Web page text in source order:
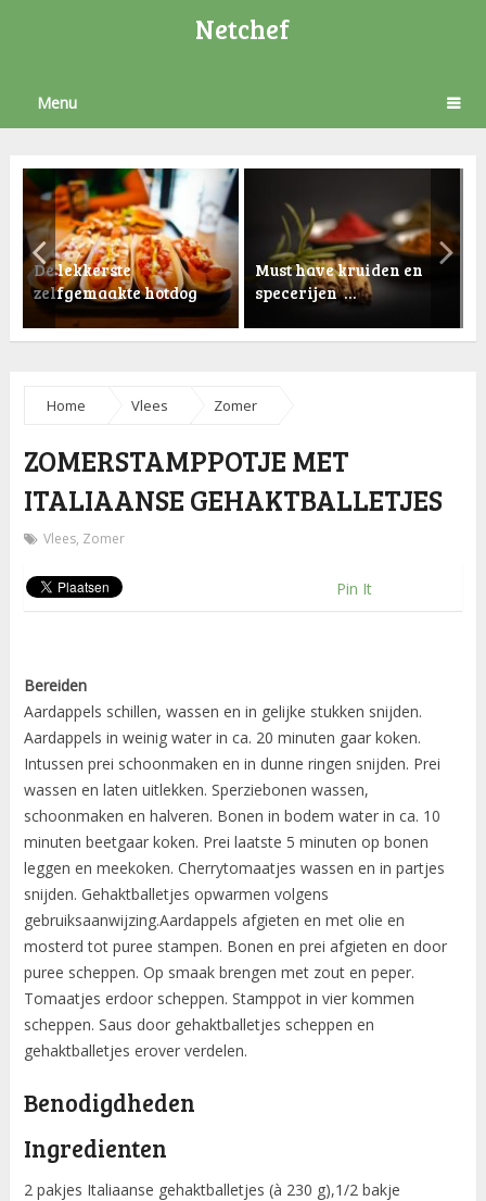
Netchef
Menu
De lekkerste
zelfgemaakte hotdog
Must have kruiden en
specerijen …
Home Vlees Zomer
ZOMERSTAMPPOTJE MET
ITALIAANSE GEHAKTBALLETJES
Vlees, Zomer
Pin It
Bereiden
Aardappels schillen, wassen en in gelijke stukken snijden.
Aardappels in weinig water in ca. 20 minuten gaar koken.
Intussen prei schoonmaken en in dunne ringen snijden. Prei
wassen en laten uitlekken. Sperziebonen wassen,
schoonmaken en halveren. Bonen in bodem water in ca. 10
minuten beetgaar koken. Prei laatste 5 minuten op bonen
leggen en meekoken. Cherrytomaatjes wassen en in partjes
snijden. Gehaktballetjes opwarmen volgens
gebruiksaanwijzing.Aardappels afgieten en met olie en
mosterd tot puree stampen. Bonen en prei afgieten en door
puree scheppen. Op smaak brengen met zout en peper.
Tomaatjes erdoor scheppen. Stamppot in vier kommen
scheppen. Saus door gehaktballetjes scheppen en
gehaktballetjes erover verdelen.
Benodigdheden
Ingredienten
2 pakjes Italiaanse gehaktballetjes (à 230 g),1/2 bakje